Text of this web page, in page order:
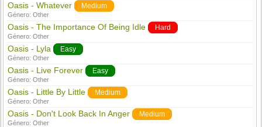
Oasis - Whatever Medium
Género:Other
Oasis - The Importance Of Being Idle Hard
Género:Other
Oasis - Lyla Easy
Género:Other
Oasis - Live Forever Easy
Género:Other
Oasis - Little By Little Medium
Género:Other
Oasis - Don't Look Back In Anger Medium
Género:Other